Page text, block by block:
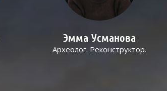
Эмма Усманова
Археолог. Реконструктор.